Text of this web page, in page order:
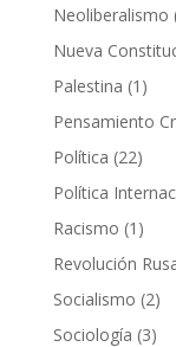
Neoliberalismo
Nueva
Palestina 1 1
Pensamiento
Política 2222
Política
Racismo 1 1
Revolución
Socialismo 22
Sociología 33